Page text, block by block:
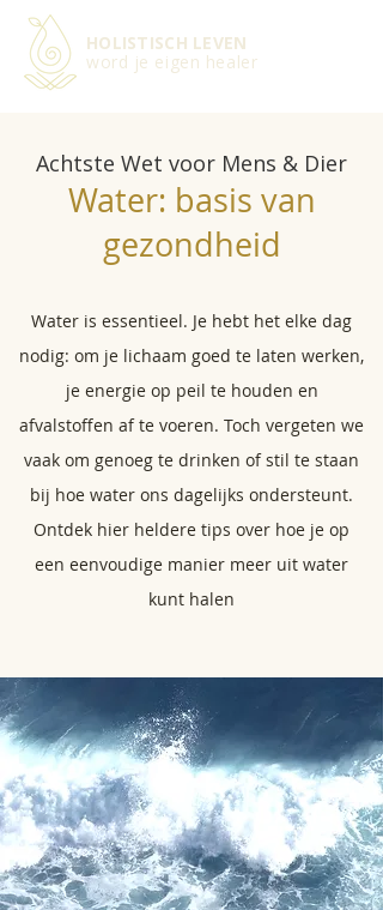
HOLISTISCH LEVEN
word je eigen healer
Achtste Wet voor Mens & Dier
Water: basis van
gezondheid
Water is essentieel. Je hebt het elke dag
nodig: om je lichaam goed te laten werken,
je energie op peil te houden en
afvalstoffen af te voeren. Toch vergeten we
vaak om genoeg te drinken of stil te staan
bij hoe water ons dagelijks ondersteunt.
Ontdek hier heldere tips over hoe je op
een eenvoudige manier meer uit water
kunt halen